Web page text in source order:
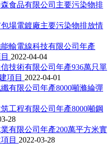
食品有限公司主要污染物排
場電鍍廠主要污染物排放情
輸電線科技有限公司年產
2022-04-04
技術有限公司年產936萬只單
項目 2022-04-01
有限公司年產8000噸滌綸彈
工程有限公司年產8000噸鋼
28
有限公司年產200萬平方米實
目 2022-03-28